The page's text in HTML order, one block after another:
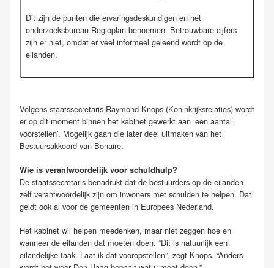
Dit zijn de punten die ervaringsdeskundigen en het
onderzoeksbureau Regioplan benoemen. Betrouwbare cijfers
zijn er niet, omdat er veel informeel geleend wordt op de
eilanden.
Volgens staatssecretaris Raymond Knops (Koninkrijksrelaties) wordt
er op dit moment binnen het kabinet gewerkt aan ‘een aantal
voorstellen’. Mogelijk gaan die later deel uitmaken van het
Bestuursakkoord van Bonaire.
Wie is verantwoordelijk voor schuldhulp?
De staatssecretaris benadrukt dat de bestuurders op de eilanden
zelf verantwoordelijk zijn om inwoners met schulden te helpen. Dat
geldt ook al voor de gemeenten in Europees Nederland.
Het kabinet wil helpen meedenken, maar niet zeggen hoe en
wanneer de eilanden dat moeten doen. “Dit is natuurlijk een
eilandelijke taak. Laat ik dat vooropstellen”, zegt Knops. “Anders